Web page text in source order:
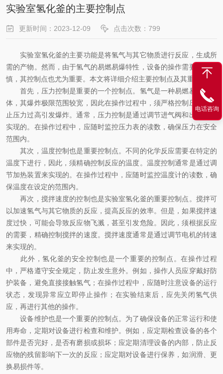
实验室氢化釜的主要控制点
更新时间：2023-12-09 点击次数：799
实验室氢化釜的主要功能是将氢气与其它物质进行反应，生成所
需的产物。然而，由于氢气的易燃易爆特性，设备的操作需要非常谨
慎，其控制点也尤为重要。本文将详细介绍主要控制点及其重要性。
首先，压力控制是重要的一个控制点。氢气是一种易燃易爆的气
体，其爆炸极限范围较宽，因此在操作过程中，须严格控制压力，防
止压力过高引发爆炸。通常，压力控制是通过调节进气阀和出气阀来
实现的。在操作过程中，应随时监控压力表的读数，确保压力在安全
范围内。
其次，温度控制也是重要控制点。不同的化学反应需要在特定的
温度下进行，因此，须精确控制反应的温度。温度控制通常是通过调
节加热装置来实现的。在操作过程中，应随时监控温度计的读数，确
保温度在设定的范围内。
再次，搅拌速度的控制也是实验室氢化釜的重要控制点。搅拌可
以加速氢气与其它物质的反应，提高反应的效率。但是，如果搅拌速
度过快，可能会导致反应物飞溅，甚至引发危险。因此，须根据反应
的需要，精确控制搅拌的速度。搅拌速度通常是通过调节电机的转速
来实现的。
此外，氢化釜的安全控制也是一个重要的控制点。在操作过程
中，严格遵守安全规定，防止发生意外。例如，操作人员应穿戴好防
护装备，避免直接接触氢气；在操作过程中，应随时注意设备的运行
状态，发现异常应立即停止操作；在实验结束后，应先关闭氢气供
应，再进行其他的操作。
设备维护也是一个重要的控制点。为了确保设备的正常运行和使
用寿命，定期对设备进行检查和维护。例如，应定期检查设备的各个
部件是否完好，是否有磨损或损坏；应定期清理设备的内部，防止反
应物的残留影响下一次的反应；应定期对设备进行保养，如润滑、更
换易损件等。
电话咨询